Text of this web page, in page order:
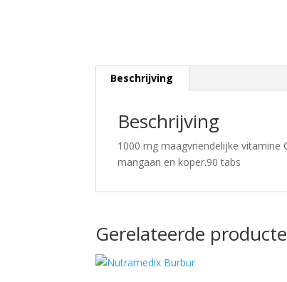
Beschrijving
Beschrijving
1000 mg maagvriendelijke vitamine
mangaan en koper.90 tabs
Gerelateerde